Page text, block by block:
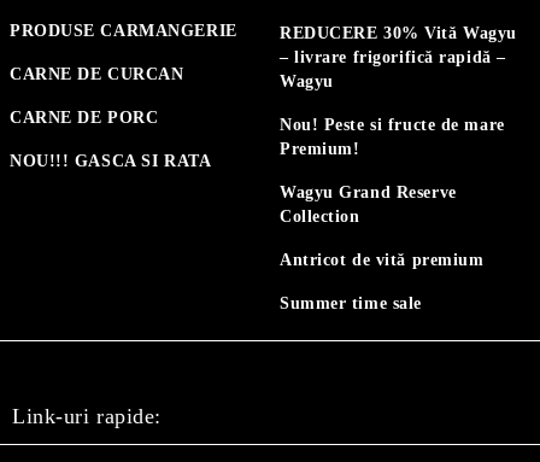
PRODUSE CARMANGERIE
CARNE DE CURCAN
CARNE DE PORC
NOU!!! GASCA SI RATA
REDUCERE 30% Vită Wagyu
– livrare frigorifică rapidă –
Wagyu
Nou! Peste si fructe de mare
Premium!
Wagyu Grand Reserve
Collection
Antricot de vită premium
Summer time sale
Link-uri rapide: